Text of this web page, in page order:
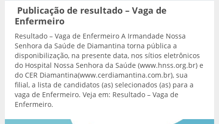
Publicação de resultado – Vaga de
Enfermeiro
Resultado – Vaga de Enfermeiro A Irmandade Nossa
Senhora da Saúde de Diamantina torna pública a
disponibilização, na presente data, nos sítios eletrônicos
do Hospital Nossa Senhora da Saúde (www.hnss.org.br) e
do CER Diamantina(www.cerdiamantina.com.br), sua
filial, a lista de candidatos (as) selecionados (as) para a
vaga de Enfermeiro. Veja em: Resultado – Vaga de
Enfermeiro.